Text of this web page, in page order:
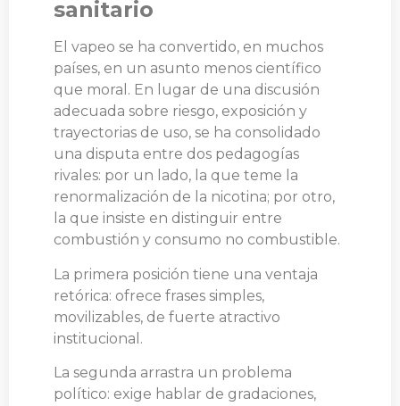
sanitario
El vapeo se ha convertido, en muchos
países, en un asunto menos científico
que moral. En lugar de una discusión
adecuada sobre riesgo, exposición y
trayectorias de uso, se ha consolidado
una disputa entre dos pedagogías
rivales: por un lado, la que teme la
renormalización de la nicotina; por otro,
la que insiste en distinguir entre
combustión y consumo no combustible.
La primera posición tiene una ventaja
retórica: ofrece frases simples,
movilizables, de fuerte atractivo
institucional.
La segunda arrastra un problema
político: exige hablar de gradaciones,